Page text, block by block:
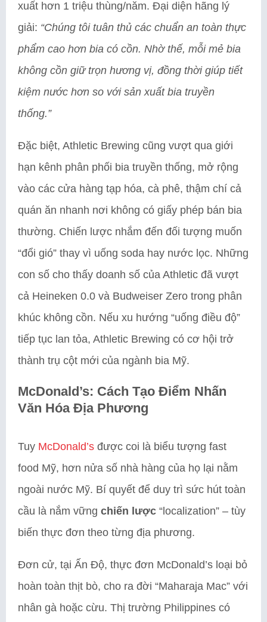
xuất hơn 1 triệu thùng/năm. Đại diện hãng lý
giải: “Chúng tôi tuân thủ các chuẩn an toàn thực
phẩm cao hơn bia có cồn. Nhờ thế, mỗi mẻ bia
không cồn giữ trọn hương vị, đồng thời giúp tiết
kiệm nước hơn so với sản xuất bia truyền
thống.”
Đặc biệt, Athletic Brewing cũng vượt qua giới
hạn kênh phân phối bia truyền thống, mở rộng
vào các cửa hàng tạp hóa, cà phê, thậm chí cả
quán ăn nhanh nơi không có giấy phép bán bia
thường. Chiến lược nhắm đến đối tượng muốn
“đổi gió” thay vì uống soda hay nước lọc. Những
con số cho thấy doanh số của Athletic đã vượt
cả Heineken 0.0 và Budweiser Zero trong phân
khúc không cồn. Nếu xu hướng “uống điều độ”
tiếp tục lan tỏa, Athletic Brewing có cơ hội trở
thành trụ cột mới của ngành bia Mỹ.
McDonald’s: Cách Tạo Điểm Nhấn
Văn Hóa Địa Phương
Tuy McDonald’s được coi là biểu tượng fast
food Mỹ, hơn nửa số nhà hàng của họ lại nằm
ngoài nước Mỹ. Bí quyết để duy trì sức hút toàn
cầu là nắm vững chiến lược “localization” – tùy
biến thực đơn theo từng địa phương.
Đơn cử, tại Ấn Độ, thực đơn McDonald’s loại bỏ
hoàn toàn thịt bò, cho ra đời “Maharaja Mac” với
nhân gà hoặc cừu. Thị trường Philippines có